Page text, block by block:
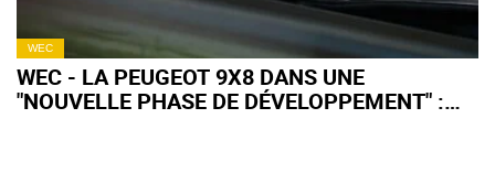
WEC
WEC - LA PEUGEOT 9X8 DANS UNE
"NOUVELLE PHASE DE DÉVELOPPEMENT" :